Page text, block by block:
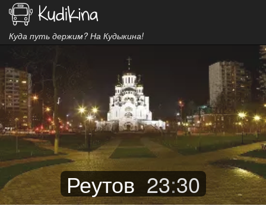
Куда путь держим? На Кудыкина!
Реутов 23:30